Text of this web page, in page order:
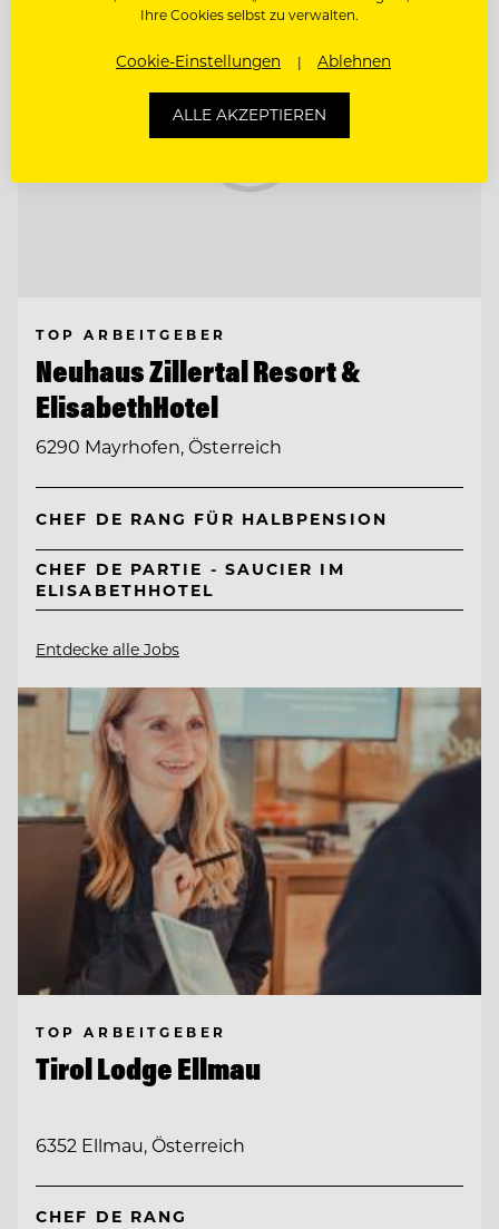
TOP ARBEITGEBER
Neuhaus Zillertal Resort &
ElisabethHotel
6290 Mayrhofen, Österreich
CHEF DE RANG FÜR HALBPENSION
CHEF DE PARTIE - SAUCIER IM
ELISABETHHOTEL
Entdecke alle Jobs
TOP ARBEITGEBER
Tirol Lodge Ellmau
6352 Ellmau, Österreich
CHEF DE RANG
Ihre Cookies selbst zu verwalten.
Cookie-Einstellungen Ablehnen
ALLE AKZEPTIEREN